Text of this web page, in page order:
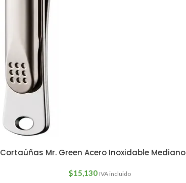
Cortaúñas Mr. Green Acero Inoxidable Mediano
$15,130 IVA incluido